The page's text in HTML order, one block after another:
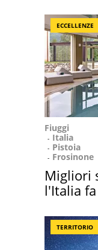
ECCELLENZE
Fiuggi
Italia
Pistoia
Frosinone
Migliori
l'Italia
TERRITORIO